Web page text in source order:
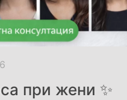
при жени ✨